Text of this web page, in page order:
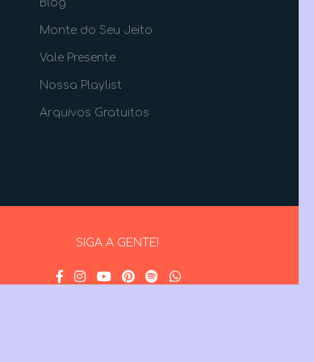
Blog
Monte do Seu Jeito
Vale Presente
Nossa Playlist
Arquivos Gratuitos
SIGA A GENTE!